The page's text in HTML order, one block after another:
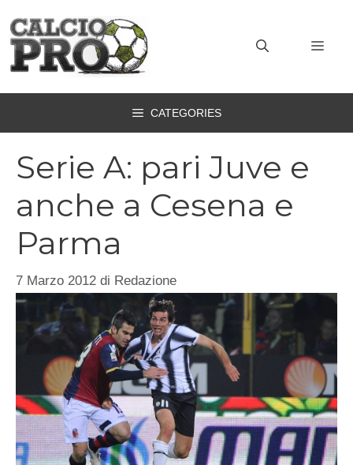
contenuto
CATEGORIES
Serie A: pari Juve e
anche a Cesena e
Parma
7 Marzo 2012 di Redazione